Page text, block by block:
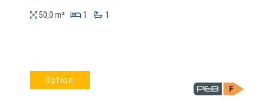
50,0 m² 1 1
Option